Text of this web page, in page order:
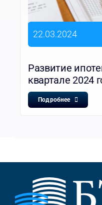
22.03.2024
Развитие
квартале 2024
Подробнее